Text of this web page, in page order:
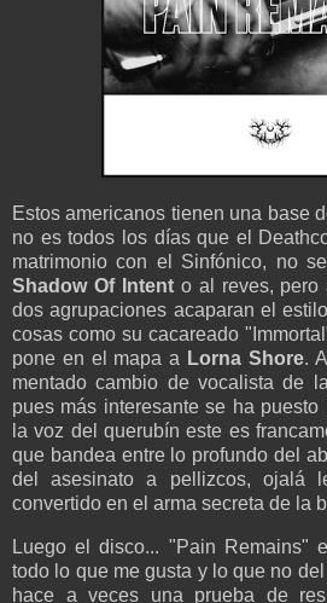
Estos americanos tienen una base
no es todos los días que el
matrimonio con el Sinfónico, no
Shadow Of Intento al reves, pero
dos agrupaciones acaparan el
cosas como su cacareado
pone en el mapa a Lorna Shore.
mentado cambio de vocalista de
pues más interesante se ha
la voz del querubín este es
que bandea entre lo profundo del
del asesinato a pellizcos, ojalá
convertido en el arma secreta de la
Luego el disco... "Pain Remains"
todo lo que me gusta y lo que no
hace a veces una prueba de